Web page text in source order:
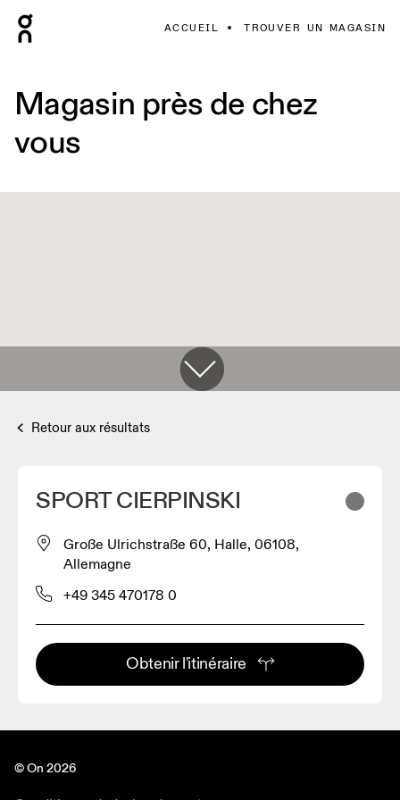
ACCUEIL TROUVER UN MAGASIN
Magasin près de chez
vous
Retour aux résultats
SPORT CIERPINSKI
Große Ulrichstraße 60, Halle, 06108,
Allemagne
+49 345 470178 0
Obtenir l'itinéraire
© On 2026